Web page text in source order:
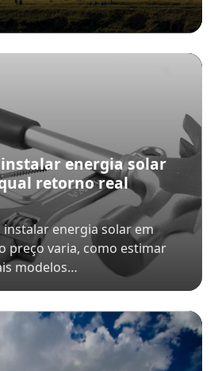
energia solar
retorno real
energia solar em
preço varia, como estimar
modelos…